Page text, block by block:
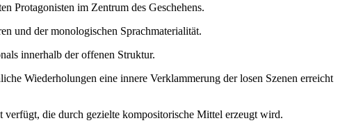
Protagonisten im Zentrum des Geschehens.
und der monologischen Sprachmaterialität.
innerhalb der offenen Struktur.
Wiederholungen eine innere Verklammerung der losen Szenen erreicht
verfügt, die durch gezielte kompositorische Mittel erzeugt wird.